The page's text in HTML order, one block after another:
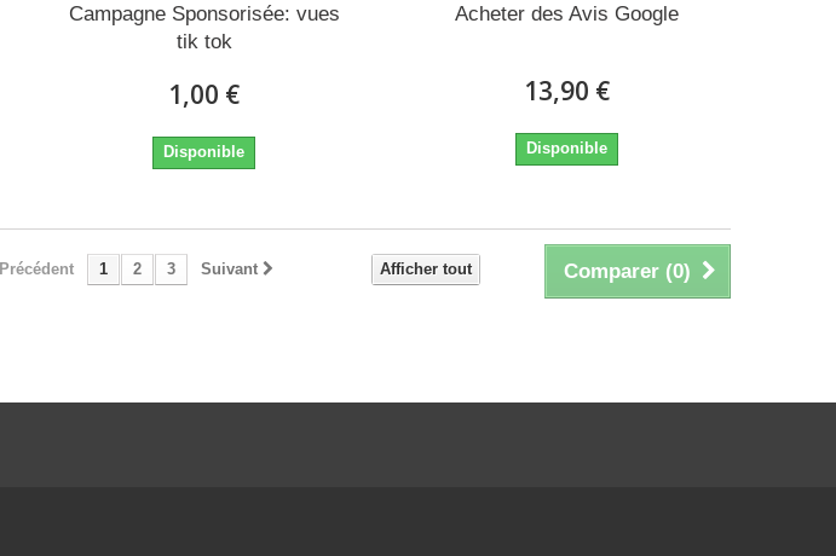
Campagne Sponsorisée: vues
tik tok
1,00 €
Disponible
Acheter des Avis Google
13,90 €
Disponible
Comparer (0)
Afficher tout
Précédent 1 2 3 Suivant